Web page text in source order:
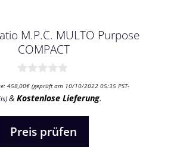
M.P.C. MULTO Purpose
COMPACT
0
v
o
458,00€ (geprüft am 10/10/2022 05:35 PST-
) & Kostenlose Lieferung.
Preis prüfen